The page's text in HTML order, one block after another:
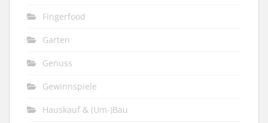
Fingerfood
Garten
Genuss
Gewinnspiele
Hauskauf & (Um-)Bau